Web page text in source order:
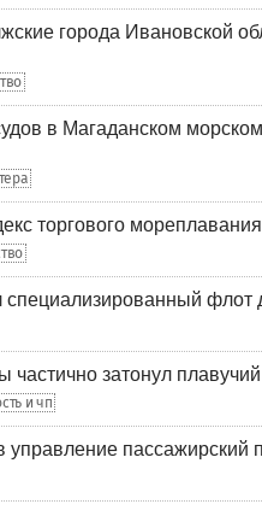
города Ивановской
в Магаданском морском
торгового
флот
затонул
и чп
управление пассажирский